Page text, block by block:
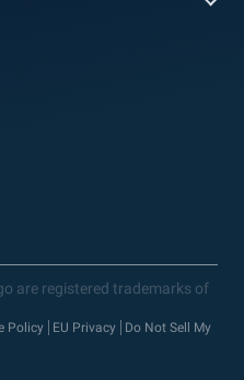
are registered trademarks of
Policy EU Privacy
Do Not Sell My